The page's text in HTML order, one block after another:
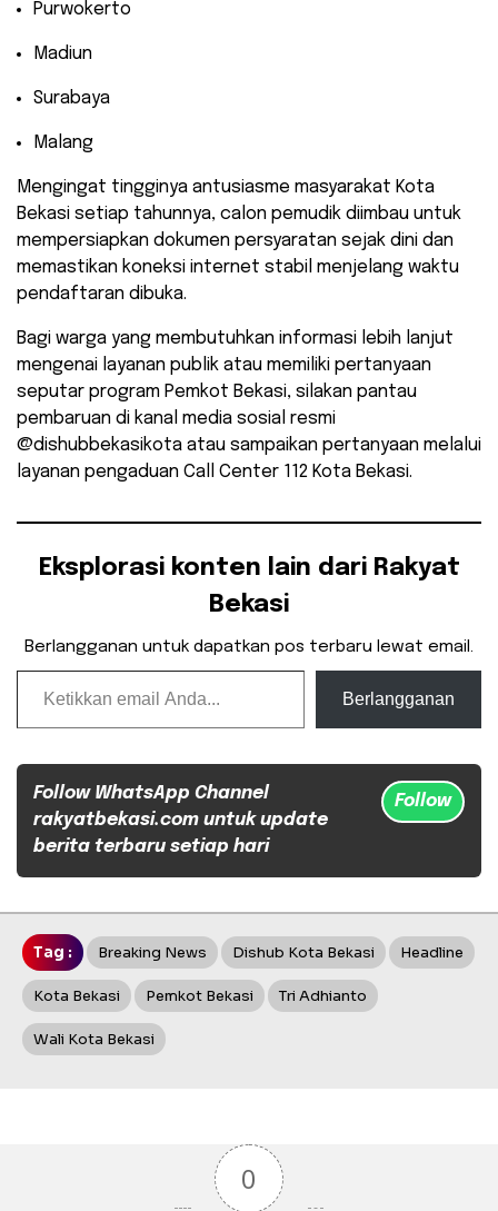
​Purwokerto
​Madiun
​Surabaya
​Malang
Mengingat tingginya antusiasme masyarakat Kota
Bekasi setiap tahunnya, calon pemudik diimbau untuk
mempersiapkan dokumen persyaratan sejak dini dan
memastikan koneksi internet stabil menjelang waktu
pendaftaran dibuka.
Bagi warga yang membutuhkan informasi lebih lanjut
mengenai layanan publik atau memiliki pertanyaan
seputar program Pemkot Bekasi, silakan pantau
pembaruan di kanal media sosial resmi
@dishubbekasikota atau sampaikan pertanyaan melalui
layanan pengaduan Call Center 112 Kota Bekasi.
Eksplorasi konten lain dari Rakyat
Bekasi
Berlangganan untuk dapatkan pos terbaru lewat email.
Ketikkan email Anda...
Berlangganan
Follow WhatsApp Channel
rakyatbekasi.com untuk update
berita terbaru setiap hari
Follow
Tag : Breaking News Dishub Kota Bekasi Headline
Kota Bekasi Pemkot Bekasi Tri Adhianto
Wali Kota Bekasi
0